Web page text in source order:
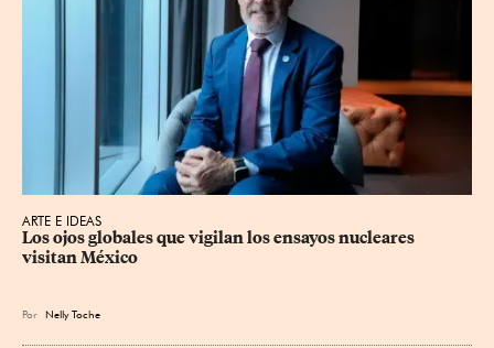
ARTE E IDEAS
Los ojos globales que vigilan los ensayos nucleares
visitan México
Por Nelly Toche